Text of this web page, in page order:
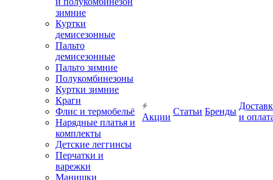
зимние
Куртки
демисезонные
Пальто
демисезонные
Пальто зимние
Полукомбинезоны
Куртки зимние
Краги
Флис и термобельё
Нарядные платья и
комплекты
Детские леггинсы
Перчатки и
варежки
Манишки
Акции
Статьи Бренды
и